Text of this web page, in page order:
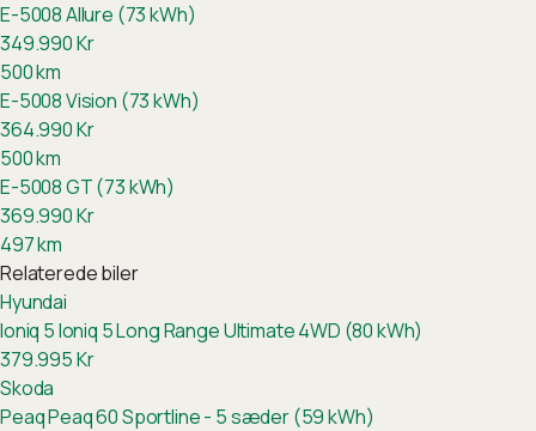
E-5008 Allure (73 kWh)
349.990Kr
500km
E-5008 Vision (73 kWh)
364.990Kr
500km
E-5008 GT (73 kWh)
369.990Kr
497km
Relaterede biler
Hyundai
Ioniq 5Ioniq 5 Long Range Ultimate 4WD (80 kWh)
379.995Kr
Skoda
PeaqPeaq 60 Sportline - 5 sæder (59 kWh)